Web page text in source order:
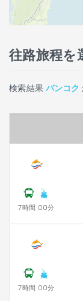
往路旅程を
検索結果 バンコク
7時間 00分
7時間 00分